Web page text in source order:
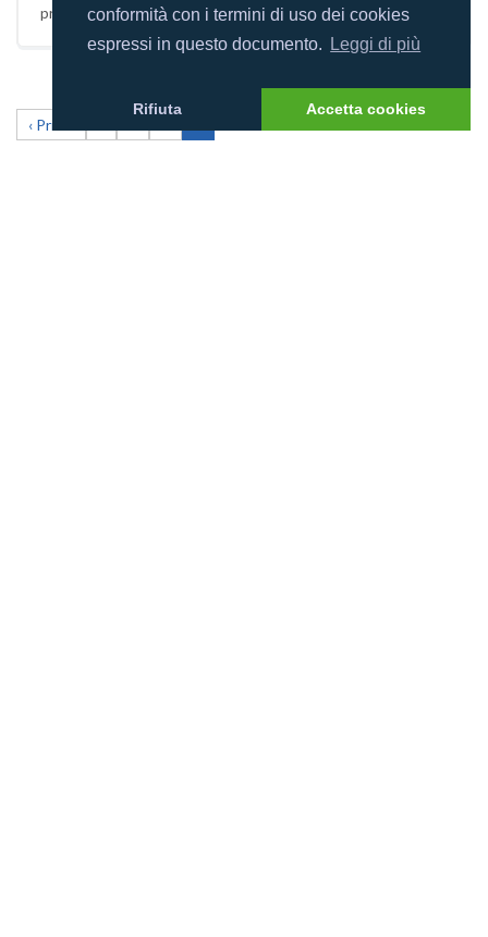
conformità con i termini di uso dei cookies
espressi in questo documento.
Leggi di più
Rifiuta Accetta cookies
prodigata per risolvere qualsiasi problema
‹ Prima